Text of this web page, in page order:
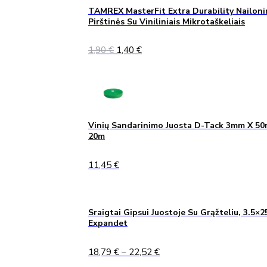
TAMREX MasterFit Extra Durability
Pirštinės Su Viniliniais Mikrotaškeliais
1,90€ Original
1,40 €Current
Vinių Sandarinimo Juosta D-Tack 3mm X
20m
11,45 €
Sraigtai Gipsui Juostoje Su Grąžteliu,
Expandet
18,79 € – 22,52 €Price